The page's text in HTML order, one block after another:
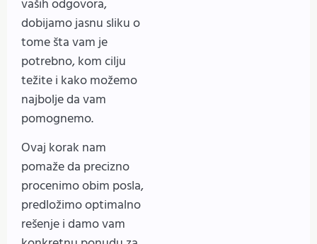
vaših odgovora,
dobijamo jasnu sliku o
tome šta vam je
potrebno, kom cilju
težite i kako možemo
najbolje da vam
pomognemo.
Ovaj korak nam
pomaže da precizno
procenimo obim posla,
predložimo optimalno
rešenje i damo vam